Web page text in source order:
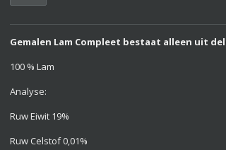
Gemalen Lam Compleet bestaat alleen uit
100 % Lam
Analyse:
Ruw Eiwit 19%
Ruw Celstof 0,01%